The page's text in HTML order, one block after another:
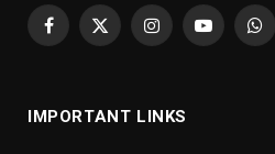
Facebook
X
InstagramYouTube
IMPORTANT LINKS